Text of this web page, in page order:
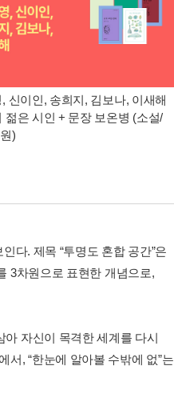
신이인, 송희지, 김보나, 이새해
젊은 시인 + 문장 보온병 (소설/
)
다. 제목 “투명도 혼합 공간”은
3차원으로 표현한 개념으로,
아 자신이 목격한 세계를 다시
, “한눈에 알아볼 수밖에 없”는